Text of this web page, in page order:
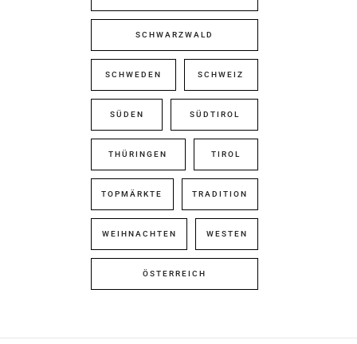
SCHWARZWALD
SCHWEDEN SCHWEIZ
SÜDEN SÜDTIROL
THÜRINGEN TIROL
TOPMÄRKTE TRADITION
WEIHNACHTEN WESTEN
ÖSTERREICH